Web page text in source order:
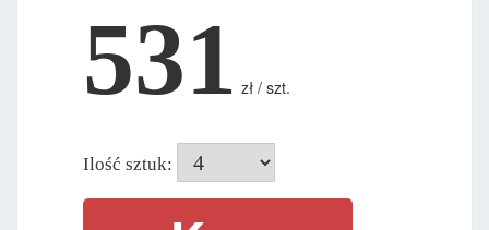
531 zł / szt.
Ilość sztuk: